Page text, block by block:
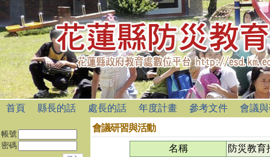
首頁 縣長的話 處長的話 年度計畫 參考文件 會議
帳號
密碼
會議研習與活動
名稱
防災教育